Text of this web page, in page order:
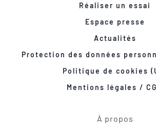
Réaliser un essai
Espace presse
Actualités
Protection des données
Politique de cookies
Mentions légales /
À propos